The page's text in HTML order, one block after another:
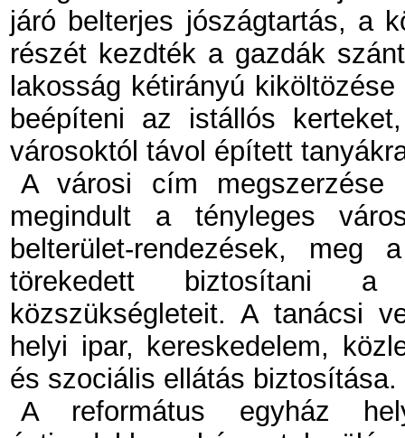
járó belterjes jószágtartás, a
részét kezdték a gazdák
lakosság kétirányú
beépíteni az istállós
városoktól távol épített
A városi cím
megindult a tényleges
belterület-rendezések,
törekedett biztosítani a
közszükségleteit. A tanácsi
helyi ipar, kereskedelem,
és szociális ellátás biztosítása.
A református egyház